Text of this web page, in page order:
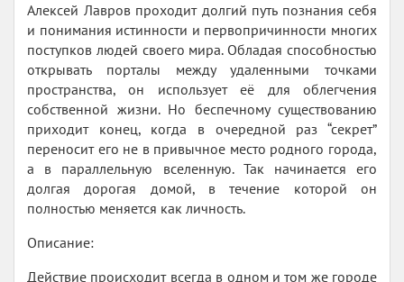
Алексей Лавров проходит долгий путь познания себя
и понимания истинности и первопричинности многих
поступков людей своего мира. Обладая способностью
открывать порталы между удаленными точками
пространства, он использует её для облегчения
собственной жизни. Но беспечному существованию
приходит конец, когда в очередной раз “секрет”
переносит его не в привычное место родного города,
а в параллельную вселенную. Так начинается его
долгая дорогая домой, в течение которой он
полностью меняется как личность.
Описание:
Действие происходит всегда в одном и том же городе